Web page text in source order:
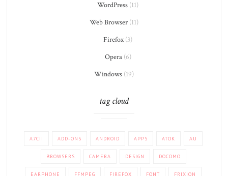
WordPress (11)
Web Browser (11)
Firefox(3)
Opera(6)
Windows (19)
tag cloud
A7CII ADD-ONS ANDROID APPS ATOK AU
BROWSERS CAMERA DESIGN DOCOMO
EARPHONE FFMPEG FIREFOX FONT FRIXION